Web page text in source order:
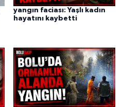
yangın faciası: Yaşlı kadın
hayatını kaybetti